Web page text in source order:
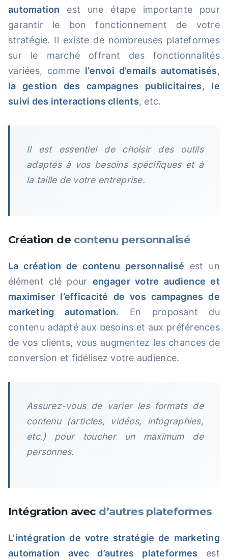
automation est une étape importante pour
garantir le bon fonctionnement de votre
stratégie. Il existe de nombreuses plateformes
sur le marché offrant des fonctionnalités
variées, comme l’envoi d’emails automatisés,
la gestion des campagnes publicitaires, le
suivi des interactions clients, etc.
Il est essentiel de choisir des outils
adaptés à vos besoins spécifiques et à
la taille de votre entreprise.
Création de contenu personnalisé
La création de contenu personnalisé est un
élément clé pour engager votre audience et
maximiser l’efficacité de vos campagnes de
marketing automation. En proposant du
contenu adapté aux besoins et aux préférences
de vos clients, vous augmentez les chances de
conversion et fidélisez votre audience.
Assurez-vous de varier les formats de
contenu (articles, vidéos, infographies,
etc.) pour toucher un maximum de
personnes.
Intégration avec d’autres plateformes
L’intégration de votre stratégie de marketing
automation avec d’autres plateformes est